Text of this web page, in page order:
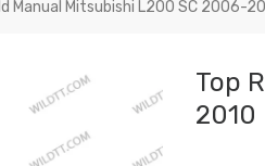
Manual Mitsubishi L200 SC 2006-
Top
2010